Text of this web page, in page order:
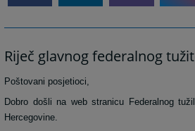
Riječ glavnog federalnog
Poštovani posjetioci,
Dobro došli na web stranicu Federalnog
Hercegovine.